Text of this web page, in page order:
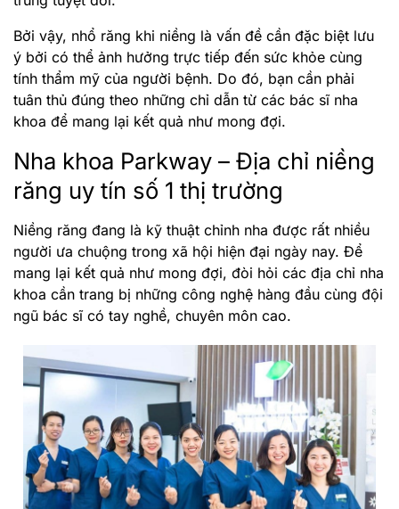
Bởi vậy, nhổ răng khi niềng là vấn đề cần đặc biệt lưu
ý bởi có thể ảnh hưởng trực tiếp đến sức khỏe cùng
tính thẩm mỹ của người bệnh. Do đó, bạn cần phải
tuân thủ đúng theo những chỉ dẫn từ các bác sĩ nha
khoa để mang lại kết quả như mong đợi.
Nha khoa Parkway – Địa chỉ niềng
răng uy tín số 1 thị trường
Niềng răng đang là kỹ thuật chỉnh nha được rất nhiều
người ưa chuộng trong xã hội hiện đại ngày nay. Để
mang lại kết quả như mong đợi, đòi hỏi các địa chỉ nha
khoa cần trang bị những công nghệ hàng đầu cùng đội
ngũ bác sĩ có tay nghề, chuyên môn cao.